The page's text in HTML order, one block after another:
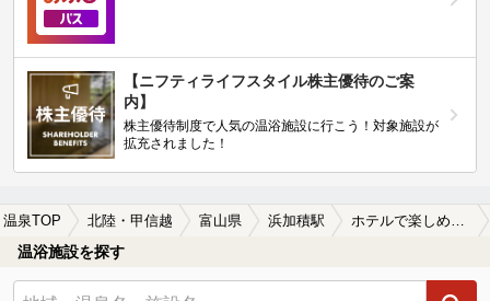
【ニフティライフスタイル株主優待のご案
内】
株主優待制度で人気の温浴施設に行こう！対象施設が
拡充されました！
温泉TOP 北陸・甲信越 富山県 浜加積駅 ホテルで楽しめる浜加積駅近くの温泉、日帰り温泉、スーパー銭湯おすすめ
温浴施設を探す